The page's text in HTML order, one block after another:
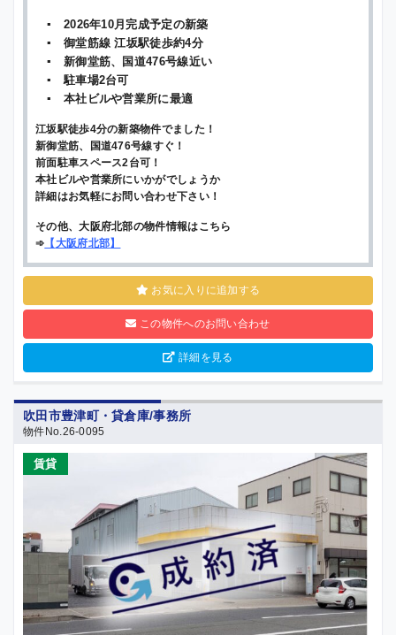
▪ 2026年10月完成予定の新築
▪ 御堂筋線 江坂駅徒歩約4分
▪ 新御堂筋、国道476号線近い
▪ 駐車場2台可
▪ 本社ビルや営業所に最適
江坂駅徒歩4分の新築物件でました！
新御堂筋、国道476号線すぐ！
前面駐車スペース2台可！
本社ビルや営業所にいかがでしょうか
詳細はお気軽にお問い合わせ下さい！
その他、大阪府北部の物件情報はこちら
➾ 【大阪府北部】
お気に入りに追加する
この物件へのお問い合わせ
詳細を見る
吹田市豊津町・貸倉庫/事務所
物件No.26-0095
賃貸